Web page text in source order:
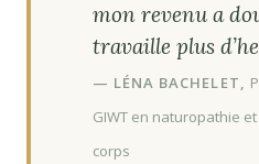
mon revenu a
travaille plus
— LÉNA BACHELET,
GIWT en naturopathie
corps